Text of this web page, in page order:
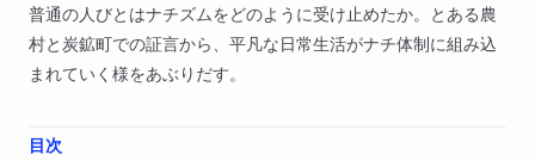
普通の人びとはナチズムをどのように受け止めたか。とある農
村と炭鉱町での証言から、平凡な日常生活がナチ体制に組み込
まれていく様をあぶりだす。
目次